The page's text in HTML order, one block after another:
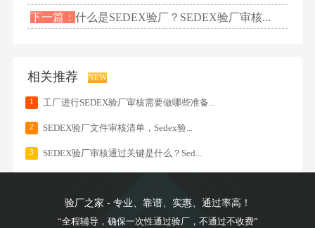
下一篇：什么是SEDEX验厂？SEDEX验厂审核...
相关推荐 NEW
1 工厂进行SEDEX验厂审核需要做哪些准备...
2 SEDEX验厂文件审核清单，Sedex验...
3 SEDEX验厂审核通过关键是什么？Sed...
验厂之家 - 专业、靠谱、实惠、通过率高！
“全程辅导，确保一次性通过验厂，不通过不收费”